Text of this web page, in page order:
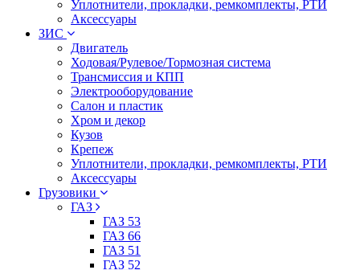
Уплотнители, прокладки, ремкомплекты, РТИ
Аксессуары
ЗИС
Двигатель
Ходовая/Рулевое/Тормозная система
Трансмиссия и КПП
Электрооборудование
Салон и пластик
Хром и декор
Кузов
Крепеж
Уплотнители, прокладки, ремкомплекты, РТИ
Аксессуары
Грузовики
ГАЗ
ГАЗ 53
ГАЗ 66
ГАЗ 51
ГАЗ 52